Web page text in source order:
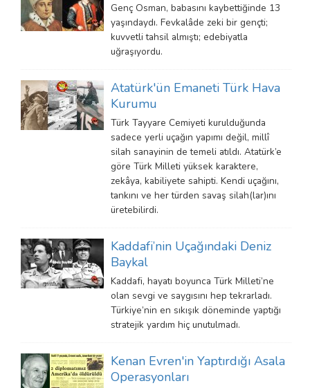
Genç Osman, babasını kaybettiğinde 13
yaşındaydı. Fevkalâde zeki bir gençti;
kuvvetli tahsil almıştı; edebiyatla
uğraşıyordu.
Atatürk'ün Emaneti Türk Hava
Kurumu
Türk Tayyare Cemiyeti kurulduğunda
sadece yerli uçağın yapımı değil, millî
silah sanayinin de temeli atıldı. Atatürk’e
göre Türk Milleti yüksek karaktere,
zekâya, kabiliyete sahipti. Kendi uçağını,
tankını ve her türden savaş silah(lar)ını
üretebilirdi.
Kaddafi’nin Uçağındaki Deniz
Baykal
Kaddafi, hayatı boyunca Türk Milleti’ne
olan sevgi ve saygısını hep tekrarladı.
Türkiye’nin en sıkışık döneminde yaptığı
stratejik yardım hiç unutulmadı.
Kenan Evren'in Yaptırdığı Asala
Operasyonları